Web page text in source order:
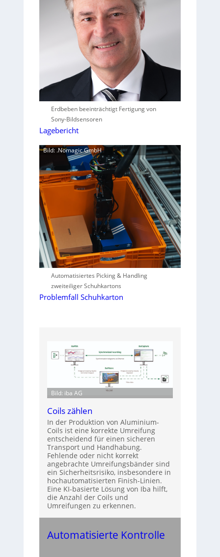
Erdbeben beeinträchtigt Fertigung von
Sony-Bildsensoren
Lagebericht
Bild: .Nomagic GmbH
Automatisiertes Picking & Handling
zweiteiliger Schuhkartons
Problemfall Schuhkarton
Bild: iba AG
Coils zählen
In der Produktion von Aluminium-
Coils ist eine korrekte Umreifung
entscheidend für einen sicheren
Transport und Handhabung.
Fehlende oder nicht korrekt
angebrachte Umreifungsbänder sind
ein Sicherheitsrisiko, insbesondere in
hochautomatisierten Finish-Linien.
Eine KI-basierte Lösung von Iba hilft,
die Anzahl der Coils und
Umreifungen zu erkennen.
Automatisierte Kontrolle